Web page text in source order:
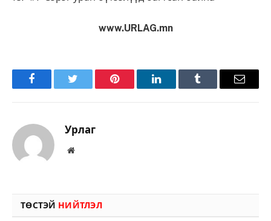
www.URLAG.mn
FacebookTwitter Pinterest LinkedInTumblr Имэйл
Урлаг
Вэбсайт
ТӨСТЭЙ НИЙТЛЭЛ